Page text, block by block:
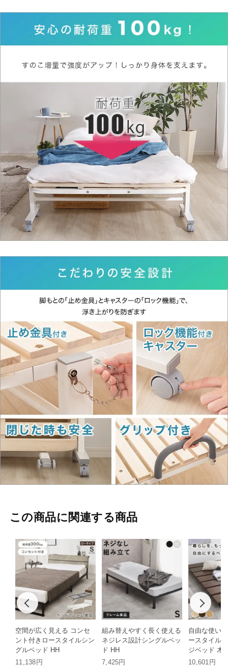
この商品に関連する商品
空間が広く見える コンセ
ント付きロースタイルシン
グルベッド HH
11,138円
組み替えやすく長く使える
ネジレス設計シングルベッ
ド HH
7,425円
自由な使い
ースタイル
ジベッド 木
10,601円